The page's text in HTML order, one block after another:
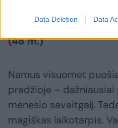
Data Deletion Data
Baleto artistas,
(48 m.)
Namus visuomet
pradžioje –
mėnesio savaitgalį.
magiškas laikotarpis.